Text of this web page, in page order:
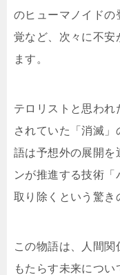
のヒューマノイドの
覚など、次々に不安
ます。
テロリストと思わ
されていた「消滅
語は予想外の展開を
ンが推進する技術
取り除くという驚き
この物語は、人間
もたらす未来につ